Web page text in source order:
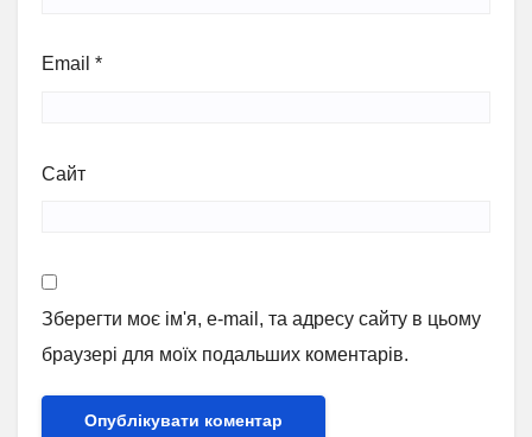
Email *
Сайт
Зберегти моє ім'я, e-mail, та адресу сайту в цьому
браузері для моїх подальших коментарів.